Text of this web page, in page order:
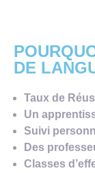
DE
Taux de
Un
Suivi
Des
Classes